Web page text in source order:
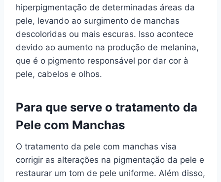
hiperpigmentação de determinadas áreas da
pele, levando ao surgimento de manchas
descoloridas ou mais escuras. Isso acontece
devido ao aumento na produção de melanina,
que é o pigmento responsável por dar cor à
pele, cabelos e olhos.
Para que serve o tratamento da
Pele com Manchas
O tratamento da pele com manchas visa
corrigir as alterações na pigmentação da pele e
restaurar um tom de pele uniforme. Além disso,